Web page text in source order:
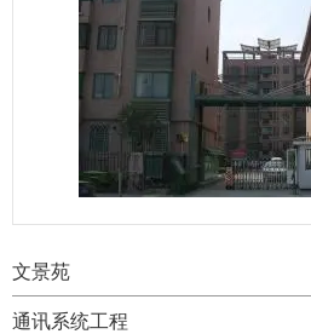
文景苑
通讯系统工程